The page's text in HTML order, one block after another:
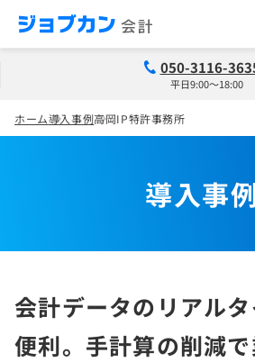
050-3116-
平日9:00～18:00
ホーム導入事例高岡IP特許事務所
導入事
会計データのリアル
便利。手計算の削減